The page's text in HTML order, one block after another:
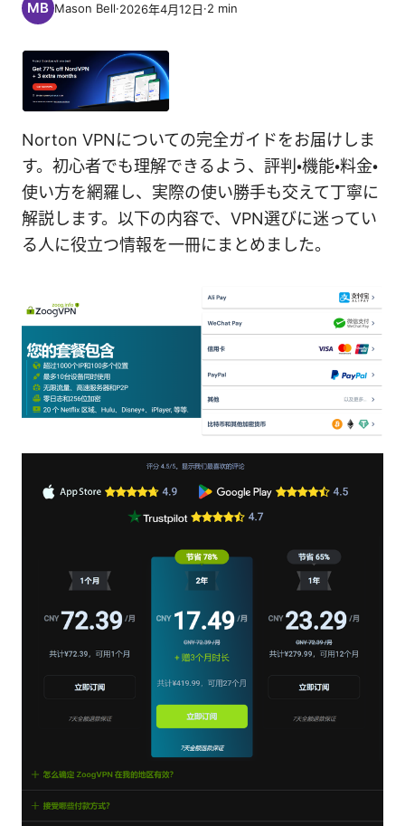
Mason Bell·2026年4月12日·2 min
Norton VPNについての完全ガイドをお届けしま
す。初心者でも理解できるよう、評判・機能・料金・
使い方を網羅し、実際の使い勝手も交えて丁寧に
解説します。以下の内容で、VPN選びに迷ってい
る人に役立つ情報を一冊にまとめました。